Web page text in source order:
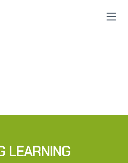
LEARNING